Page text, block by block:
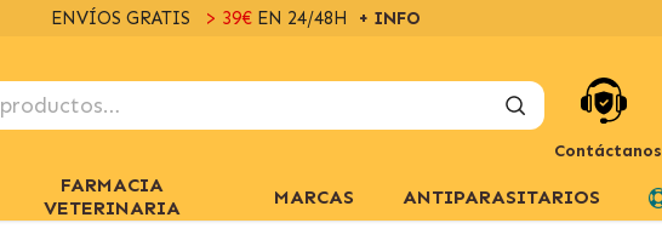
ENVÍOS GRATIS > 39€EN 24/48H + INFO
Contáctanos
FARMACIA
VETERINARIA
MARCAS ANTIPARASITARIOS